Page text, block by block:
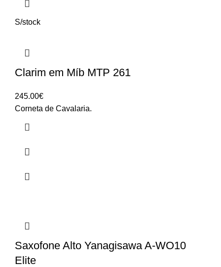
S/stock
Clarim em Míb MTP 261
245.00€
Corneta de Cavalaria.
Saxofone Alto Yanagisawa A-WO10
Elite